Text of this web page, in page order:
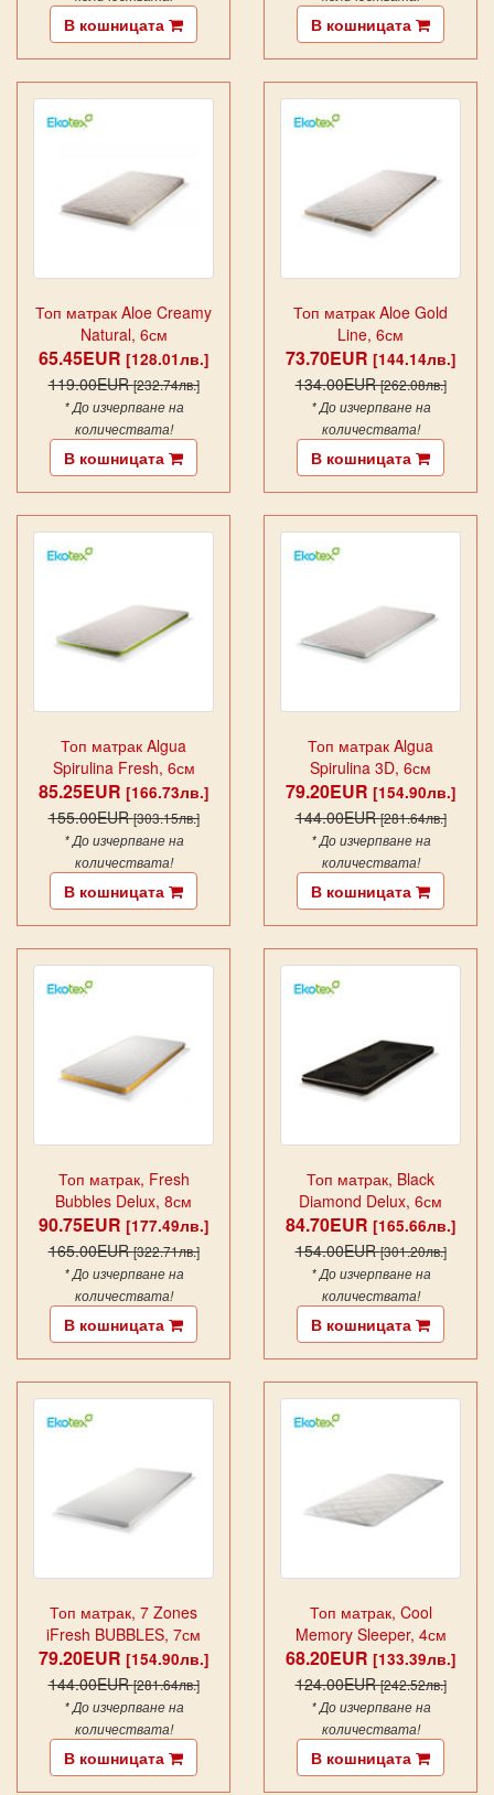
В кошницата В кошницата
Топ матрак Aloe Creamy
Natural, 6см
65.45EUR [128.01лв.]
119.00EUR[232.74лв.]
* До изчерпване на
количествата!
В кошницата
Топ матрак Aloe Gold
Line, 6см
73.70EUR [144.14лв.]
134.00EUR[262.08лв.]
* До изчерпване на
количествата!
В кошницата
Топ матрак Algua
Spirulina Fresh, 6см
85.25EUR [166.73лв.]
155.00EUR[303.15лв.]
* До изчерпване на
количествата!
В кошницата
Топ матрак Algua
Spirulina 3D, 6см
79.20EUR [154.90лв.]
144.00EUR[281.64лв.]
* До изчерпване на
количествата!
В кошницата
Топ матрак, Fresh
Bubbles Delux, 8см
90.75EUR [177.49лв.]
165.00EUR[322.71лв.]
* До изчерпване на
количествата!
В кошницата
Топ матрак, Black
Diаmond Delux, 6см
84.70EUR [165.66лв.]
154.00EUR[301.20лв.]
* До изчерпване на
количествата!
В кошницата
Топ матрак, 7 Zones
iFresh BUBBLES, 7см
79.20EUR [154.90лв.]
144.00EUR[281.64лв.]
* До изчерпване на
количествата!
В кошницата
Топ матрак, Cool
Memory Sleeper, 4см
68.20EUR [133.39лв.]
124.00EUR[242.52лв.]
* До изчерпване на
количествата!
В кошницата